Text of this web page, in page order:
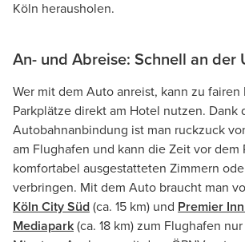
Köln herausholen.
An- und Abreise: Schnell an der
Wer mit dem Auto anreist, kann zu fairen
Parkplätze direkt am Hotel nutzen. Dank
Autobahnanbindung ist man ruckzuck
am Flughafen und kann die Zeit vor dem
komfortabel ausgestatteten Zimmern
verbringen. Mit dem Auto braucht man
Köln City Süd (ca. 15 km) und Premier
Mediapark (ca. 18 km) zum Flughafen